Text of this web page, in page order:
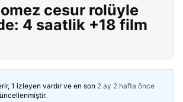
cesur rolüyle
4 saatlik +18 film
1 izleyen vardır ve en son 2 ay 2 hafta önce